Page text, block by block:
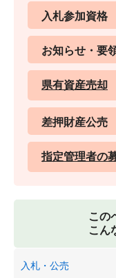
入札参加資格
お知らせ・要
県有資産売却
差押財産公売
指定管理者の
この
こん
入札・公売